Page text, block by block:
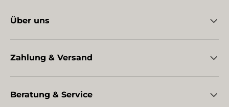
Über uns
Zahlung & Versand
Beratung & Service